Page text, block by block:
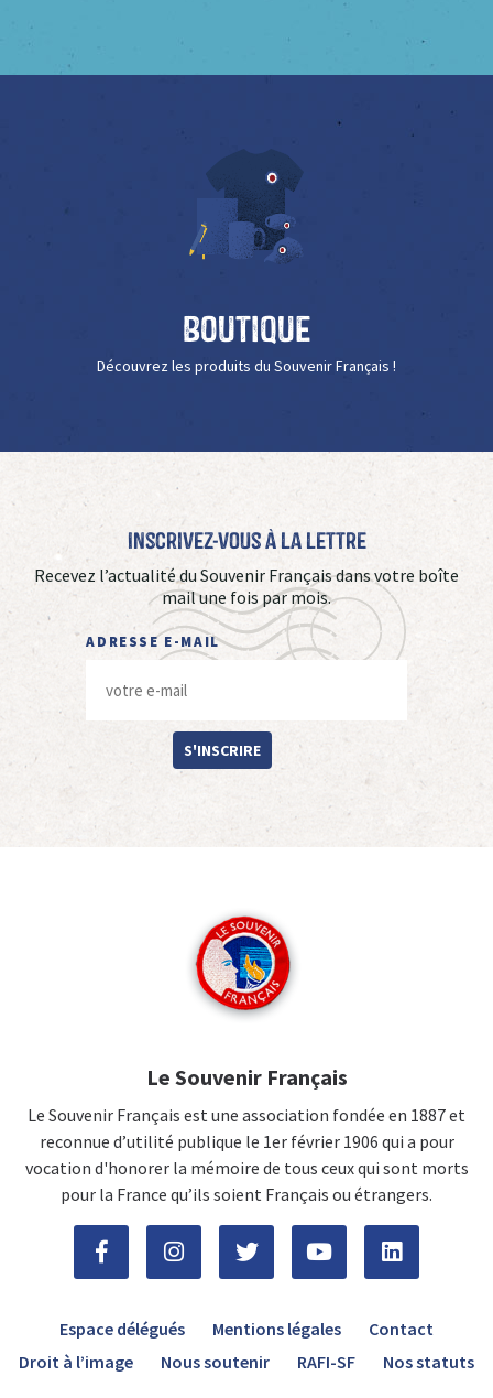
Boutique
Découvrez les produits du Souvenir Français !
Inscrivez-vous à La Lettre
Recevez l’actualité du Souvenir Français dans votre boîte
mail une fois par mois.
ADRESSE E-MAIL
S'INSCRIRE
Le Souvenir Français
Le Souvenir Français est une association fondée en 1887 et
reconnue d’utilité publique le 1er février 1906 qui a pour
vocation d'honorer la mémoire de tous ceux qui sont morts
pour la France qu’ils soient Français ou étrangers.
Espace délégués Mentions légales
Contact
Droit à l’image
Nous soutenir RAFI-SF Nos statuts